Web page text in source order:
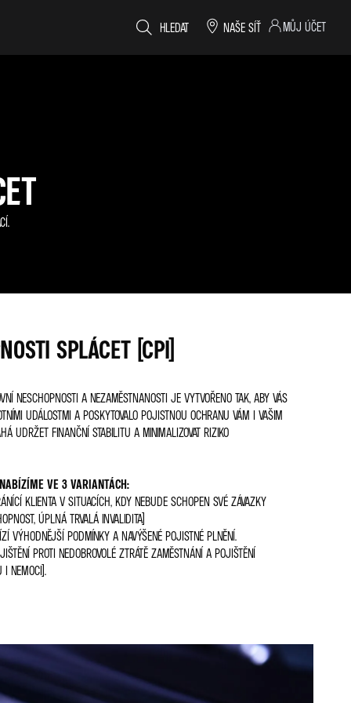
HLEDAT NAŠE SÍŤ MŮJ ÚČET
SPLÁCET (CPI)
NESCHOPNOSTI A NEZAMĚSTNANOSTI JE VYTVOŘENO TAK, ABY VÁS
UDÁLOSTMI A POSKYTOVALO POJISTNOU OCHRANU VÁM I VAŠIM
UDRŽET FINANČNÍ STABILITU A MINIMALIZOVAT RIZIKO
VE 3 VARIANTÁCH:
KLIENTA V SITUACÍCH, KDY NEBUDE SCHOPEN SVÉ ZÁVAZKY
ÚPLNÁ TRVALÁ INVALIDITA)
VÝHODNĚJŠÍ PODMÍNKY A NAVÝŠENÉ POJISTNÉ PLNĚNÍ.
PROTI NEDOBROVOLÉ ZTRÁTĚ ZAMĚSTNÁNÍ A POJIŠTĚNÍ
I NEMOCI).